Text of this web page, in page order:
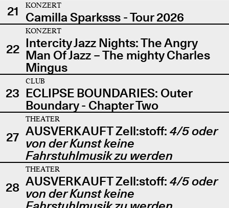
21
KONZERT
Camilla Sparksss - Tour 2026
22
KONZERT
Intercity Jazz Nights: The Angry
Man Of Jazz – The mighty Charles
Mingus
23
CLUB
ECLIPSE BOUNDARIES: Outer
Boundary - Chapter Two
27
THEATER
AUSVERKAUFT Zell:stoff: 4/5 oder
von der Kunst keine
Fahrstuhlmusik zu werden
28
THEATER
AUSVERKAUFT Zell:stoff: 4/5 oder
von der Kunst keine